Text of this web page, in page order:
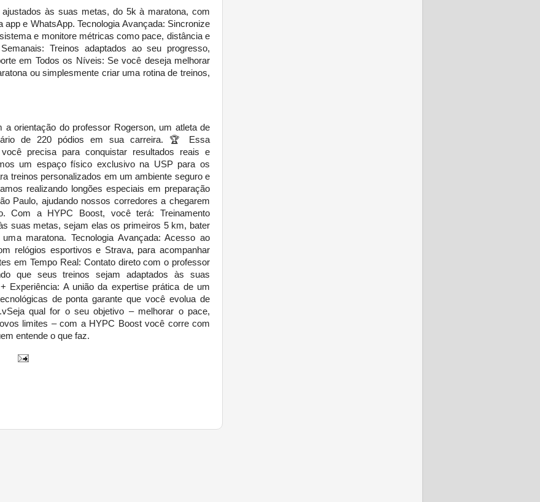
ajustados às suas metas, do 5k à maratona, com
e WhatsApp. Tecnologia Avançada: Sincronize
e monitore métricas como pace, distância e
Treinos adaptados ao seu progresso,
em Todos os Níveis: Se você deseja melhorar
ou simplesmente criar uma rotina de treinos,
orientação do professor Rogerson, um atleta de
de 220 pódios em sua carreira. 🏆 Essa
precisa para conquistar resultados reais e
um espaço físico exclusivo na USP para os
treinos personalizados em um ambiente seguro e
realizando longões especiais em preparação
Paulo, ajudando nossos corredores a chegarem
Com a HYPC Boost, você terá: Treinamento
suas metas, sejam elas os primeiros 5 km, bater
maratona. Tecnologia Avançada: Acesso ao
relógios esportivos e Strava, para acompanhar
em Tempo Real: Contato direto com o professor
que seus treinos sejam adaptados às suas
Experiência: A união da expertise prática de um
de ponta garante que você evolua de
qual for o seu objetivo – melhorar o pace,
limites – com a HYPC Boost você corre com
entende o que faz.